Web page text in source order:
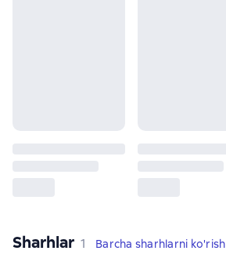
Sharhlar 1 sharh
1 Barcha sharhlarni ko'rish